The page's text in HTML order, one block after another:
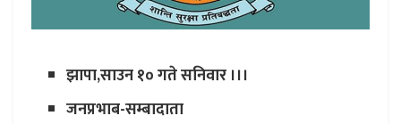
झापा,साउन १० गते सनिवार ।।।
जनप्रभाब-सम्बादाता